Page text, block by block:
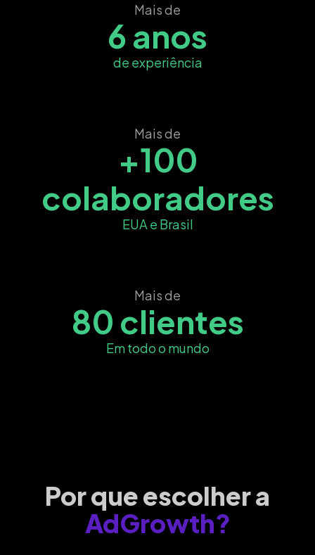
Mais de
6 anos
de experiência
Mais de
+100
colaboradores
EUA e Brasil
Mais de
80 clientes
Em todo o mundo
Por que escolher a
AdGrowth?